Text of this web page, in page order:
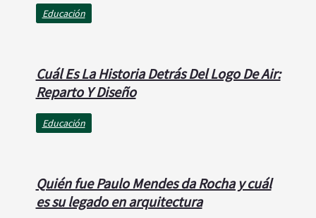
Educación
Cuál Es La Historia Detrás Del Logo De Air:
Reparto Y Diseño
Educación
Quién fue Paulo Mendes da Rocha y cuál
es su legado en arquitectura